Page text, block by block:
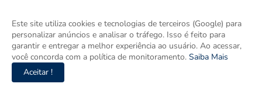
Este site utiliza cookies e tecnologias de terceiros (Google) para
personalizar anúncios e analisar o tráfego. Isso é feito para
garantir e entregar a melhor experiência ao usuário. Ao acessar,
você concorda com a política de monitoramento. Saiba Mais
Aceitar !